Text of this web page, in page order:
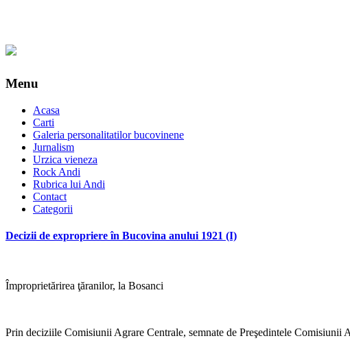
Menu
Acasa
Carti
Galeria personalitatilor bucovinene
Jurnalism
Urzica vieneza
Rock Andi
Rubrica lui Andi
Contact
Categorii
Decizii de expropriere în Bucovina anului 1921 (I)
Împroprietărirea ţăranilor, la Bosanci
Prin deciziile Comisiunii Agrare Centrale, semnate de Preşedintele